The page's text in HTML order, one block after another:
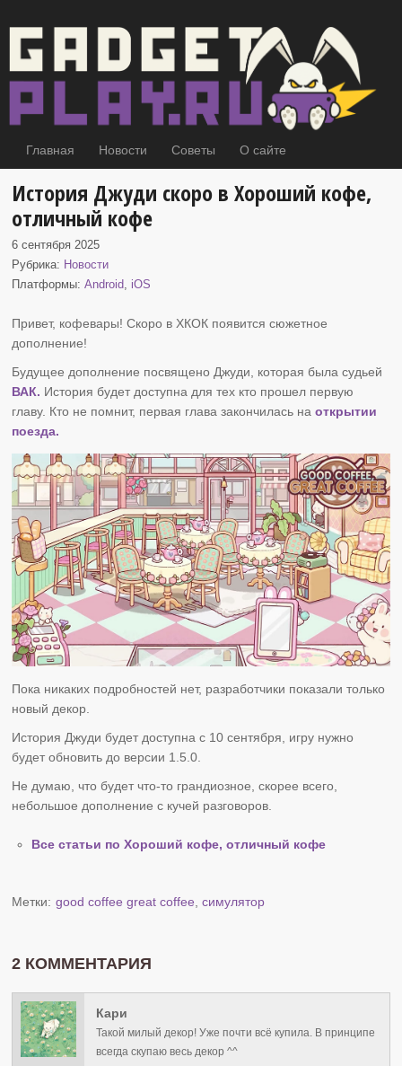
Главная Новости Советы О сайте
История Джуди скоро в Хороший кофе,
отличный кофе
6 сентября 2025
Рубрика: Новости
Платформы:Android, iOS
Привет, кофевары! Скоро в ХКОК появится сюжетное
дополнение!
Будущее дополнение посвящено Джуди, которая была судьей
ВАК. История будет доступна для тех кто прошел первую
главу. Кто не помнит, первая глава закончилась наоткрытии
поезда.
Пока никаких подробностей нет, разработчики показали только
новый декор.
История Джуди будет доступна с 10 сентября, игру нужно
будет обновить до версии 1.5.0.
Не думаю, что будет что-то грандиозное, скорее всего,
небольшое дополнение с кучей разговоров.
Все статьи по Хороший кофе, отличный кофе
Метки: good coffee great coffee ,симулятор
2 КОММЕНТАРИЯ
Кари
Такой милый декор! Уже почти всё купила. В принципе
всегда скупаю весь декор ^^